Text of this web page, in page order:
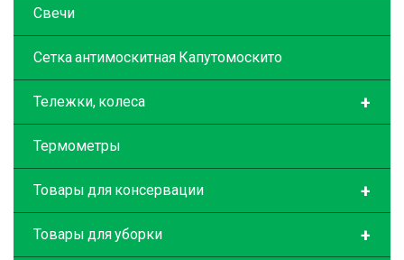
Свечи
Сетка антимоскитная Капутомоскито
+
Тележки, колеса
Термометры
+
Товары для консервации
+
Товары для уборки